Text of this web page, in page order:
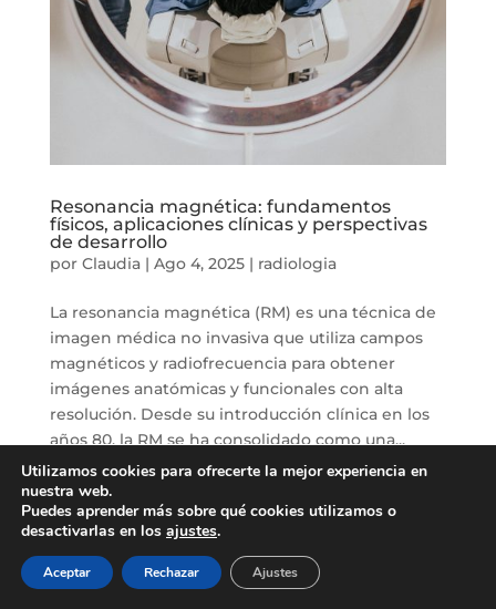
Resonancia magnética: fundamentos
físicos, aplicaciones clínicas y perspectivas
de desarrollo
por Claudia| Ago 4, 2025| radiologia
La resonancia magnética (RM) es una técnica de
imagen médica no invasiva que utiliza campos
magnéticos y radiofrecuencia para obtener
imágenes anatómicas y funcionales con alta
resolución. Desde su introducción clínica en los
años 80, la RM se ha consolidado como una...
Utilizamos cookies para ofrecerte la mejor experiencia en
nuestra web.
Puedes aprender más sobre qué cookies utilizamos o
desactivarlas en los ajustes.
Aceptar Rechazar Ajustes